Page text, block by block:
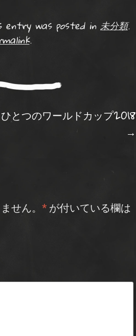
entry was posted in 未分類.
.
とつのワールドカップ2018
→
せん。 * が付いている欄は